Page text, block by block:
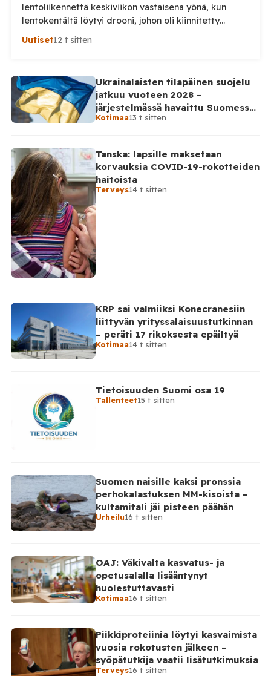
lentoliikennettä keskiviikon vastaisena yönä, kun
lentokentältä löytyi drooni, johon oli kiinnitetty
epäilty räjähdelaite. Saksan viranomaiset tutkivat
lentoaseman rahtialueelta läheltä ukrainalaista
Antonov-rahtikonetta ns. esikentältä. Löytyneessä
droonissa oli tuntematonta massaa sisältänyt pakkaus
sekä sytyttimeksi epäilty osa. Poliisi ei ole
Uutiset12 t sitten
Ukrainalaisten tilapäinen suojelu
jatkuu vuoteen 2028 –
järjestelmässä havaittu Suomessa
satoja väärinkäytösyrityksiä
Kotimaa13 t sitten
Tanska: lapsille maksetaan
korvauksia COVID-19-rokotteiden
haitoista
Terveys14 t sitten
KRP sai valmiiksi Konecranesiin
liittyvän yrityssalaisuustutkinnan
– peräti 17 rikoksesta epäiltyä
Kotimaa14 t sitten
Tietoisuuden Suomi osa 19
Tallenteet15 t sitten
Suomen naisille kaksi pronssia
perhokalastuksen MM-kisoista –
kultamitali jäi pisteen päähän
Urheilu16 t sitten
OAJ: Väkivalta kasvatus- ja
opetusalalla lisääntynyt
huolestuttavasti
Kotimaa16 t sitten
Piikkiproteiinia löytyi kasvaimista
vuosia rokotusten jälkeen –
syöpätutkija vaatii lisätutkimuksia
Terveys16 t sitten